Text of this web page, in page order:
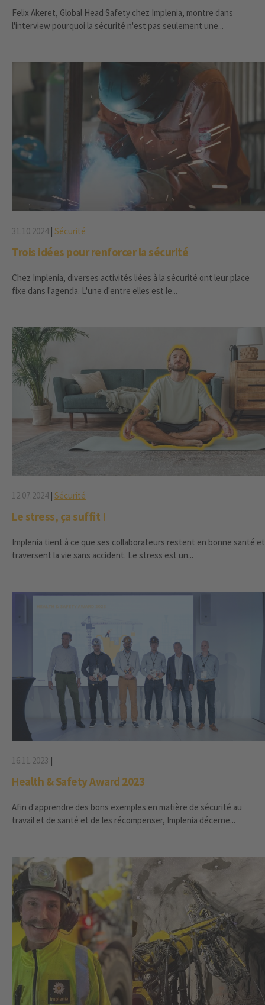
Felix Akeret, Global Head Safety chez Implenia, montre dans
l'interview pourquoi la sécurité n'est pas seulement une...
31.10.2024| Sécurité
Trois idées pour renforcer la sécurité
Chez Implenia, diverses activités liées à la sécurité ont leur place
fixe dans l'agenda. L'une d'entre elles est le...
12.07.2024| Sécurité
Le stress, ça suffit !
Implenia tient à ce que ses collaborateurs restent en bonne santé et
traversent la vie sans accident. Le stress est un...
16.11.2023 |
Health & Safety Award 2023
Afin d'apprendre des bons exemples en matière de sécurité au
travail et de santé et de les récompenser, Implenia décerne...